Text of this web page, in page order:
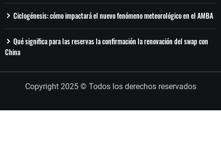
Ciclogénesis: cómo impactará el nuevo fenómeno meteorológico en el AMBA
Qué significa para las reservas la confirmación la renovación del swap con
China
Copyright 2025 © Todos los derechos reservados